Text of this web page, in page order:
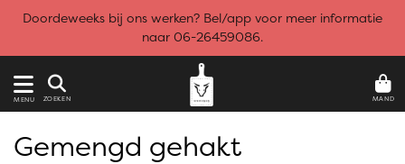
Doordeweeks bij ons werken? Bel/app voor meer informatie
naar 06-26459086.
MENU ZOEKEN MAND
Gemengd gehakt